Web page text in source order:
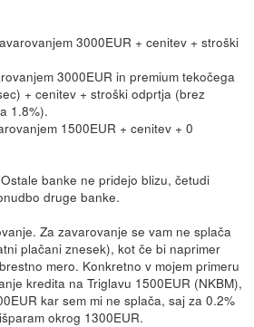
3000EUR + cenitev + stroški
3000EUR in premium tekočega
+ cenitev + stroški odprtja (brez
1.8%).
1500EUR + cenitev + 0
banke ne pridejo blizu, četudi
druge banke.
Za zavarovanje se vam ne splača
plačani znesek), kot če bi naprimer
mero. Konkretno v mojem primeru
kredita na Triglavu 1500EUR (NKBM),
kar sem mi ne splača, saj za 0.2%
okrog 1300EUR.